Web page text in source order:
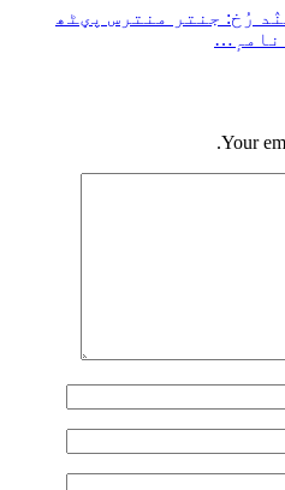
رُخ: جنتر منترس پؠٹھ
نامہٕ…
Your